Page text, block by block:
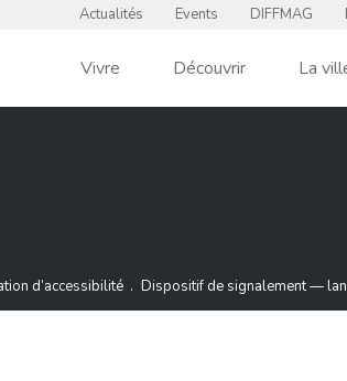
Actualités Events DIFFMAG
Vivre Découvrir La
Actualités
d’accessibilité Dispositif de signalement —